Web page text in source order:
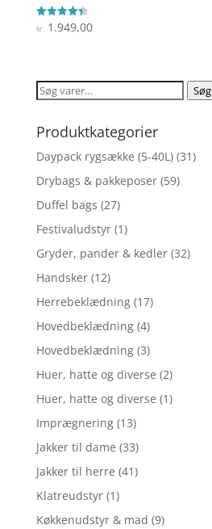
Vurderet
4.4
kr.1.949,00
Søg
Søg
Produktkategorier
Daypack rygsække (5-40L) (31)
Drybags & pakkeposer (59)
Duffel bags (27)
Festivaludstyr (1)
Gryder, pander & kedler (32)
Handsker (12)
Herrebeklædning (17)
Hovedbeklædning (4)
Hovedbeklædning (3)
Huer, hatte og diverse (2)
Huer, hatte og diverse (1)
Imprægnering (13)
Jakker til dame (33)
Jakker til herre (41)
Klatreudstyr (1)
Køkkenudstyr & mad (9)